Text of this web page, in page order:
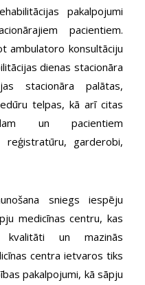
pakalpojumi
pacientiem.
ambulatoro konsultāciju
dienas stacionāra
stacionāra palātas,
telpas, kā arī citas
un pacientiem
reģistratūru, garderobi,
sniegs iespēju
medicīnas centru, kas
kvalitāti un mazinās
centra ietvaros tiks
pakalpojumi, kā sāpju